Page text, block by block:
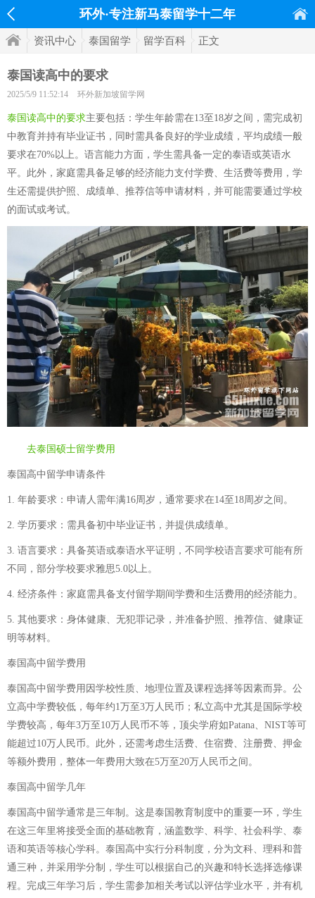
环外·专注新马泰留学十二年
资讯中心 泰国留学 留学百科 正文
泰国读高中的要求
2025/5/9 11:52:14 环外新加坡留学网
泰国读高中的要求主要包括：学生年龄需在13至18岁之间，需完成初
中教育并持有毕业证书，同时需具备良好的学业成绩，平均成绩一般
要求在70%以上。语言能力方面，学生需具备一定的泰语或英语水
平。此外，家庭需具备足够的经济能力支付学费、生活费等费用，学
生还需提供护照、成绩单、推荐信等申请材料，并可能需要通过学校
的面试或考试。
去泰国硕士留学费用
泰国高中留学申请条件
1. 年龄要求：申请人需年满16周岁，通常要求在14至18周岁之间。
2. 学历要求：需具备初中毕业证书，并提供成绩单。
3. 语言要求：具备英语或泰语水平证明，不同学校语言要求可能有所
不同，部分学校要求雅思5.0以上。
4. 经济条件：家庭需具备支付留学期间学费和生活费用的经济能力。
5. 其他要求：身体健康、无犯罪记录，并准备护照、推荐信、健康证
明等材料。
泰国高中留学费用
泰国高中留学费用因学校性质、地理位置及课程选择等因素而异。公
立高中学费较低，每年约1万至3万人民币；私立高中尤其是国际学校
学费较高，每年3万至10万人民币不等，顶尖学府如Patana、NIST等可
能超过10万人民币。此外，还需考虑生活费、住宿费、注册费、押金
等额外费用，整体一年费用大致在5万至20万人民币之间。
泰国高中留学几年
泰国高中留学通常是三年制。这是泰国教育制度中的重要一环，学生
在这三年里将接受全面的基础教育，涵盖数学、科学、社会科学、泰
语和英语等核心学科。泰国高中实行分科制度，分为文科、理科和普
通三种，并采用学分制，学生可以根据自己的兴趣和特长选择选修课
程。完成三年学习后，学生需参加相关考试以评估学业水平，并有机